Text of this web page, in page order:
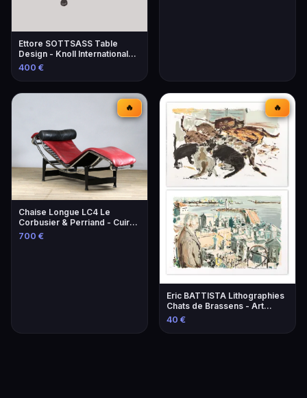
Ettore SOTTSASS Table
Design - Knoll International
Éditeur
400 €
🔥
Chaise Longue LC4 Le
Corbusier & Perriand - Cuir
Lie-de-Vin
700 €
🔥
Eric BATTISTA Lithographies
Chats de Brassens - Art
Contemporain
40 €